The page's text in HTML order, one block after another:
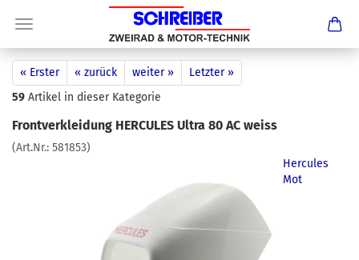
« Erster « zurück weiter »
Letzter »
59 Artikel in dieser Kategorie
Frontverkleidung HERCULES Ultra 80 AC weiss
(Art.Nr.: 581853)
Hercules
Mot